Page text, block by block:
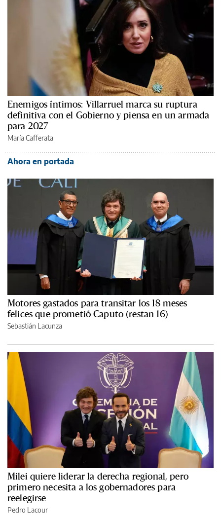
Enemigos íntimos: Villarruel marca su ruptura
definitiva con el Gobierno y piensa en un armada
para 2027
María Cafferata
Ahora en portada
Motores gastados para transitar los 18 meses
felices que prometió Caputo (restan 16)
Sebastián Lacunza
Milei quiere liderar la derecha regional, pero
primero necesita a los gobernadores para
reelegirse
Pedro Lacour